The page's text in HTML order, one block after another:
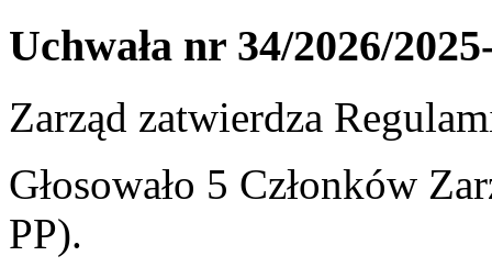
Uchwała nr 34/2026/
Zarząd zatwierdza
Głosowało 5 Członków
PP).